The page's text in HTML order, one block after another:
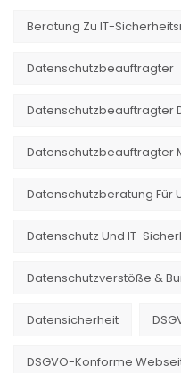
Beratung Zu IT-
Datenschutzbeauftragter
Datenschutzbeauftragter
Datenschutzbeauftragter
Datenschutzberatung Für
Datenschutz Und IT-
Datenschutzverstöße &
Datensicherheit
DSGVO-Konforme